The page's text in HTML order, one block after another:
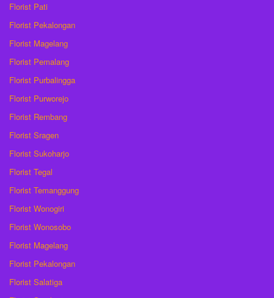
Florist Pati
Florist Pekalongan
Florist Magelang
Florist Pemalang
Florist Purbalingga
Florist Purworejo
Florist Rembang
Florist Sragen
Florist Sukoharjo
Florist Tegal
Florist Temanggung
Florist Wonogiri
Florist Wonosobo
Florist Magelang
Florist Pekalongan
Florist Salatiga